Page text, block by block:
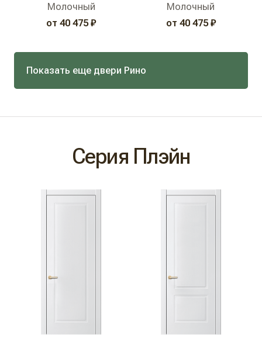
Молочный
от 40 475 ₽
Молочный
от 40 475 ₽
Показать еще двери Рино
Серия Плэйн